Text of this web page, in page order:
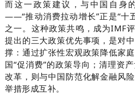
而这一政策建议，与中国自身
——“推动消费拉动增长”正是“十
之一。这种政策共鸣，成为IMF
提出的三大政策优先事项，是对
撑：通过扩张性宏观政策降低家
国“促消费”的政策导向；清理资
改革，则与中国防范化解金融风
举措形成互补。